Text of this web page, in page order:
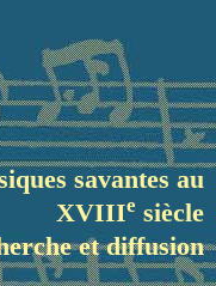
savantes au
XVIIIe siècle
et diffusion